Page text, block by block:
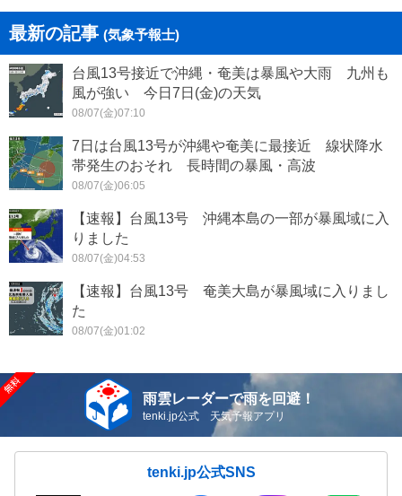
最新の記事 (気象予報士)
台風13号接近で沖縄・奄美は暴風や大雨 九州も
風が強い 今日7日(金)の天気
08/07(金)07:10
7日は台風13号が沖縄や奄美に最接近 線状降水
帯発生のおそれ 長時間の暴風・高波
08/07(金)06:05
【速報】台風13号 沖縄本島の一部が暴風域に入
りました
08/07(金)04:53
【速報】台風13号 奄美大島が暴風域に入りまし
た
08/07(金)01:02
雨雲レーダーで雨を回避！
tenki.jp公式 天気予報アプリ
tenki.jp公式SNS